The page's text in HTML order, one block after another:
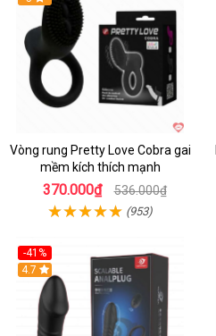
Vòng rung Pretty Love Cobra gai
mềm kích thích mạnh
370.000₫ 536.000₫
(953)
-41%
Hot
4.7